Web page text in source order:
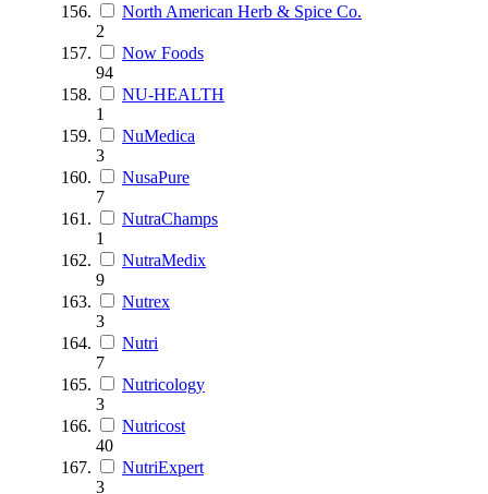
North American Herb & Spice Co.
2
Now Foods
94
NU-HEALTH
1
NuMedica
3
NusaPure
7
NutraChamps
1
NutraMedix
9
Nutrex
3
Nutri
7
Nutricology
3
Nutricost
40
NutriExpert
3